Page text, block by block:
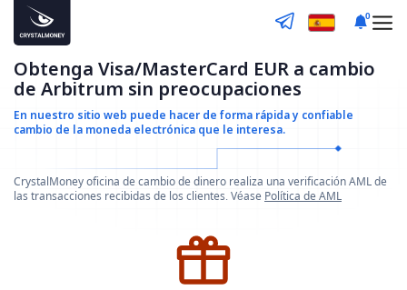
0
Obtenga Visa/MasterCard EUR a cambio
de Arbitrum sin preocupaciones
En nuestro sitio web puede hacer de forma rápida y confiable
cambio de la moneda electrónica que le interesa.
CrystalMoney oficina de cambio de dinero realiza una verificación AML de
las transacciones recibidas de los clientes. Véase Política de AML